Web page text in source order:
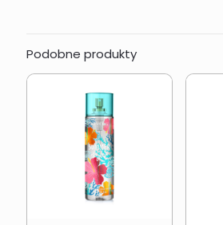
Podobne produkty